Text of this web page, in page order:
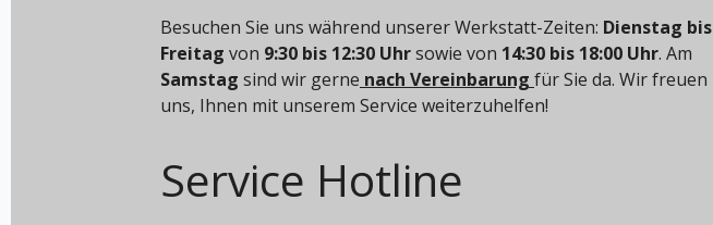
Besuchen Sie uns während unserer Werkstatt-Zeiten: Dienstag bis
Freitag von 9:30 bis 12:30 Uhrsowie von 14:30 bis 18:00 Uhr. Am
Samstag sind wir gerne nach Vereinbarung für Sie da. Wir freuen
uns, Ihnen mit unserem Service weiterzuhelfen!
Service Hotline